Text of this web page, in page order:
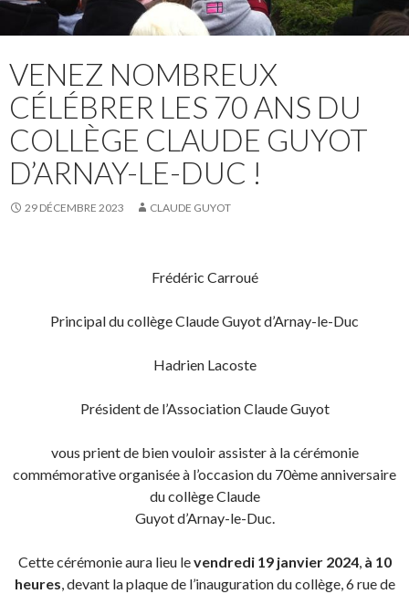
VENEZ NOMBREUX
CÉLÉBRER LES 70 ANS DU
COLLÈGE CLAUDE GUYOT
D’ARNAY-LE-DUC !
29 DÉCEMBRE 2023 CLAUDE GUYOT
Frédéric Carroué
Principal du collège Claude Guyot d’Arnay-le-Duc
Hadrien Lacoste
Président de l’Association Claude Guyot
vous prient de bien vouloir assister à la cérémonie
commémorative organisée à l’occasion du 70ème anniversaire
du collège Claude
Guyot d’Arnay-le-Duc.
Cette cérémonie aura lieu levendredi 19 janvier 2024, à 10
heures, devant la plaque de l’inauguration du collège, 6 rue de